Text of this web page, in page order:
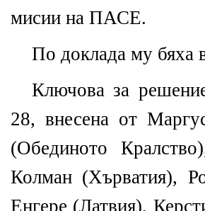
мисии на ПАСЕ.
По доклада му бяха
Ключова за
28, внесена от
(Обединото
Колман (Хърватия),
Енгере (Латвия),